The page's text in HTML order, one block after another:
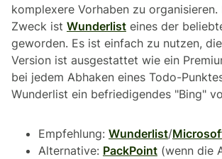
komplexere Vorhaben zu organisieren.
Zweck ist Wunderlist eines der
geworden. Es ist einfach zu nutzen,
Version ist ausgestattet wie ein
bei jedem Abhaken eines Todo-
Wunderlist ein befriedigendes "Bing"
Empfehlung: Wunderlist/
Alternative: PackPoint (wenn die